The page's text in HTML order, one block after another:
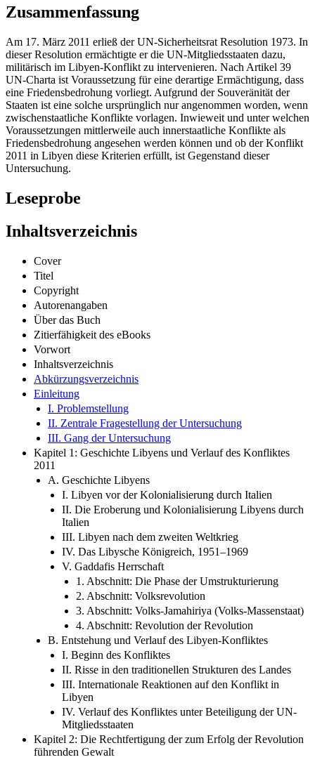
dieser Resolution ermächtigte er die UN-Mitgliedsstaaten dazu,
militärisch im Libyen-Konflikt zu intervenieren. Nach Artikel 39
UN-Charta ist Voraussetzung für eine derartige Ermächtigung, dass
eine Friedensbedrohung vorliegt. Aufgrund der Souveränität der
Staaten ist eine solche ursprünglich nur angenommen worden, wenn
zwischenstaatliche Konflikte vorlagen. Inwieweit und unter welchen
Voraussetzungen mittlerweile auch innerstaatliche Konflikte als
Friedensbedrohung angesehen werden können und ob der Konflikt
2011 in Libyen diese Kriterien erfüllt, ist Gegenstand dieser
Untersuchung.
Titel
Copyright
Autorenangaben
Über das Buch
Zitierfähigkeit des eBooks
Vorwort
Inhaltsverzeichnis
Abkürzungsverzeichnis
Einleitung
I. Problemstellung
II. Zentrale Fragestellung der Untersuchung
III. Gang der Untersuchung
Kapitel 1: Geschichte Libyens und Verlauf des Konfliktes
2011
A. Geschichte Libyens
I. Libyen vor der Kolonialisierung durch Italien
II. Die Eroberung und Kolonialisierung Libyens durch
Italien
III. Libyen nach dem zweiten Weltkrieg
IV. Das Libysche Königreich, 1951–1969
V. Gaddafis Herrschaft
1. Abschnitt: Die Phase der Umstrukturierung
2. Abschnitt: Volksrevolution
3. Abschnitt: Volks-Jamahiriya (Volks-Massenstaat)
4. Abschnitt: Revolution der Revolution
B. Entstehung und Verlauf des Libyen-Konfliktes
I. Beginn des Konfliktes
II. Risse in den traditionellen Strukturen des Landes
III. Internationale Reaktionen auf den Konflikt in
Libyen
IV. Verlauf des Konfliktes unter Beteiligung der UN-
Mitgliedsstaaten
Kapitel 2: Die Rechtfertigung der zum Erfolg der Revolution
führenden Gewalt
A. Das Recht des libyschen Volkes auf Gewalt